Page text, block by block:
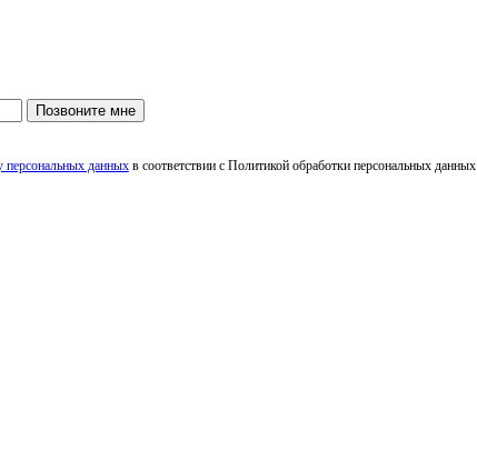
Позвоните мне
персональных данныхв соответствии с Политикой обработки персональных данных